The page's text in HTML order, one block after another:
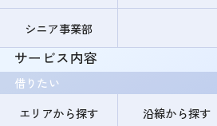
シニア事業部
サービス内容
借りたい
エリアから探す
沿線から探す